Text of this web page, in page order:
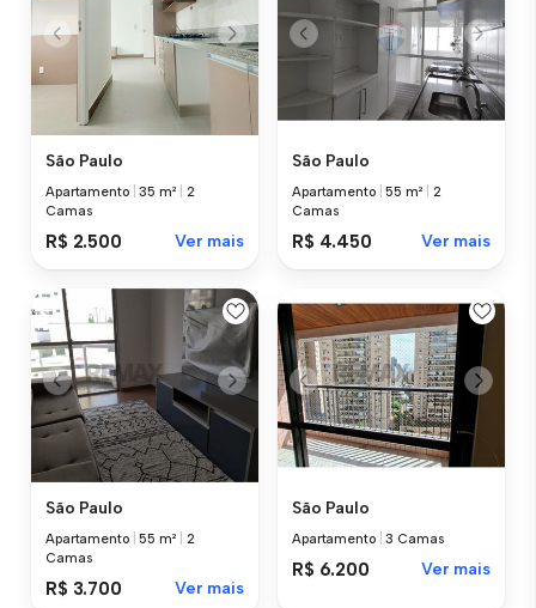
São Paulo
Apartamento |35 m²
2
Camas
R$ 2.500 Ver mais
São Paulo
Apartamento |55 m²
2
Camas
R$ 4.450 Ver mais
São Paulo
Apartamento |55 m²
2
Camas
R$ 3.700 Ver mais
São Paulo
Apartamento |3 Camas
R$ 6.200 Ver mais